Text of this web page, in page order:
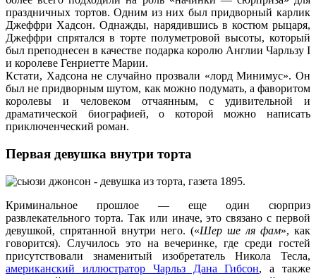
праздничных тортов. Одним из них был придворный карлик
Джеффри Хадсон. Однажды, нарядившись в костюм рыцаря,
Джеффри спрятался в торте полуметровой высоты, который
был преподнесен в качестве подарка королю Англии Чарльзу I
и королеве Генриетте Марии.
Кстати, Хадсона не случайно прозвали «лорд Минимус». Он
был не придворным шутом, как можно подумать, а фаворитом
королевы и человеком отчаянным, с удивительной и
драматической биографией, о которой можно написать
приключенческий роман.
Первая девушка внутри торта
Криминальное прошлое — еще один сюрприз
развлекательного торта. Так или иначе, это связано с первой
девушкой, спрятанной внутри него. («Шер ше ля фам», как
говорится). Случилось это на вечеринке, где среди гостей
присутствовали знаменитый изобретатель Никола Тесла,
американский иллюстратор Чарльз Дана Гибсон, а также